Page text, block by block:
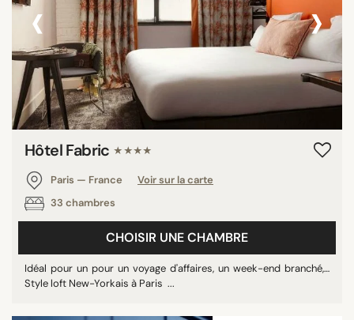
‹ ›
Hôtel Fabric ★★★★
Paris — France
Voir sur la carte
33 chambres
CHOISIR UNE CHAMBRE
Idéal pour un pour un voyage d'affaires, un week-end branché,…
Style loft New-Yorkais à Paris ...